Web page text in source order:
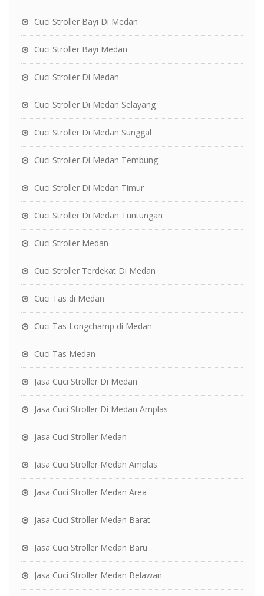
Cuci Stroller Bayi Di Medan
Cuci Stroller Bayi Medan
Cuci Stroller Di Medan
Cuci Stroller Di Medan Selayang
Cuci Stroller Di Medan Sunggal
Cuci Stroller Di Medan Tembung
Cuci Stroller Di Medan Timur
Cuci Stroller Di Medan Tuntungan
Cuci Stroller Medan
Cuci Stroller Terdekat Di Medan
Cuci Tas di Medan
Cuci Tas Longchamp di Medan
Cuci Tas Medan
Jasa Cuci Stroller Di Medan
Jasa Cuci Stroller Di Medan Amplas
Jasa Cuci Stroller Medan
Jasa Cuci Stroller Medan Amplas
Jasa Cuci Stroller Medan Area
Jasa Cuci Stroller Medan Barat
Jasa Cuci Stroller Medan Baru
Jasa Cuci Stroller Medan Belawan